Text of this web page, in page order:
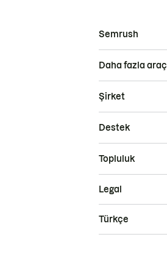
Semrush
Daha fazla araç
Şirket
Destek
Topluluk
Legal
Türkçe